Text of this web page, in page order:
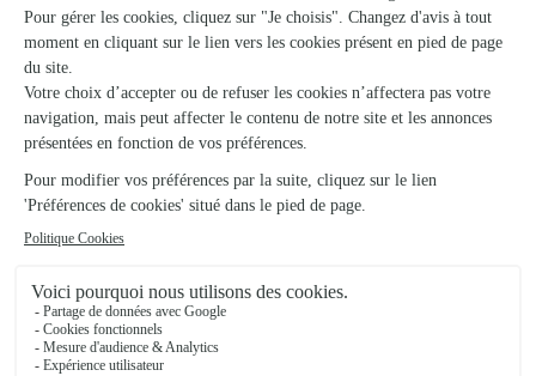
Fleurs et Passion
Anould
4.3 (63)
52 A, rue de Gerardmer
Voir la boutique